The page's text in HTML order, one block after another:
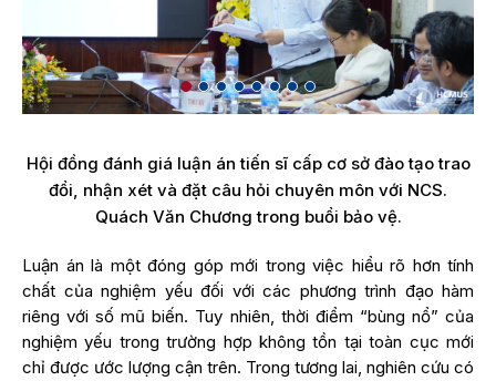
Hội đồng đánh giá luận án tiến sĩ cấp cơ sở đào tạo trao
đổi, nhận xét và đặt câu hỏi chuyên môn với NCS.
Quách Văn Chương trong buổi bảo vệ.
Luận án là một đóng góp mới trong việc hiểu rõ hơn tính
chất của nghiệm yếu đối với các phương trình đạo hàm
riêng với số mũ biến. Tuy nhiên, thời điểm “bùng nổ” của
nghiệm yếu trong trường hợp không tồn tại toàn cục mới
chỉ được ước lượng cận trên. Trong tương lai, nghiên cứu có